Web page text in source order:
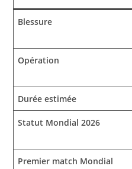
Blessure
Opération
Durée estimée
Statut Mondial 2026
Premier match Mondial